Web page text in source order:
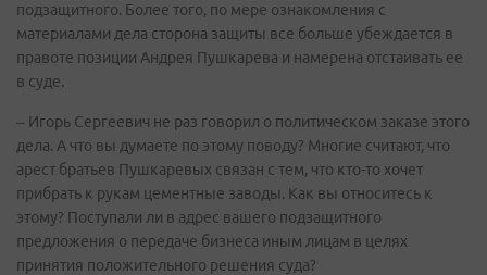
подзащитного. Более того, по мере ознакомления с
материалами дела сторона защиты все больше убеждается в
правоте позиции Андрея Пушкарева и намерена отстаивать ее
в суде.
– Игорь Сергеевич не раз говорил о политическом заказе этого
дела. А что вы думаете по этому поводу? Многие считают, что
арест братьев Пушкаревых связан с тем, что кто-то хочет
прибрать к рукам цементные заводы. Как вы относитесь к
этому? Поступали ли в адрес вашего подзащитного
предложения о передаче бизнеса иным лицам в целях
принятия положительного решения суда?